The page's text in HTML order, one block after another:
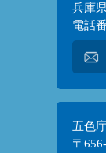
兵庫
電話
五色
〒